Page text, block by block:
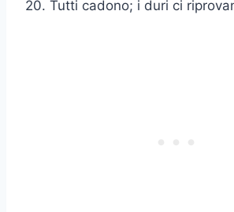
20. Tutti cadono; i duri ci